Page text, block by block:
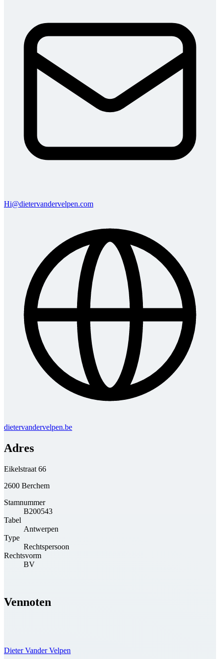
Hi@dietervandervelpen.com
dietervandervelpen.be
Adres
Eikelstraat 66
2600 Berchem
Stamnummer
B200543
Tabel
Antwerpen
Type
Rechtspersoon
Rechtsvorm
BV
Vennoten
Dieter Vander Velpen